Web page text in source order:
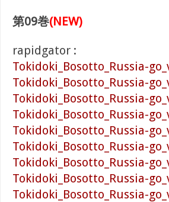
第09巻(NEW)
rapidgator :
Tokidoki_Bosotto_Russia-
Tokidoki_Bosotto_Russia-
Tokidoki_Bosotto_Russia-
Tokidoki_Bosotto_Russia-
Tokidoki_Bosotto_Russia-
Tokidoki_Bosotto_Russia-
Tokidoki_Bosotto_Russia-
Tokidoki_Bosotto_Russia-
Tokidoki_Bosotto_Russia-